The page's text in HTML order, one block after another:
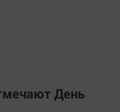
День